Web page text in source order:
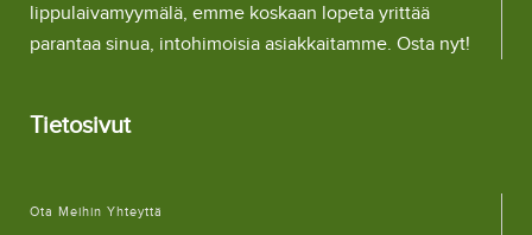
lippulaivamyymälä, emme koskaan lopeta yrittää
parantaa sinua, intohimoisia asiakkaitamme. Osta nyt!
Tietosivut
Ota Meihin Yhteyttä